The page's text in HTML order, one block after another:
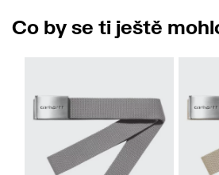
Co by se ti ještě